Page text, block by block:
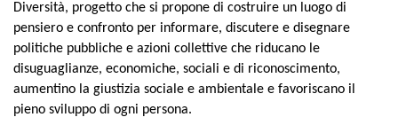
Diversità, progetto che si propone di costruire un luogo di
pensiero e confronto per informare, discutere e disegnare
politiche pubbliche e azioni collettive che riducano le
disuguaglianze, economiche, sociali e di riconoscimento,
aumentino la giustizia sociale e ambientale e favoriscano il
pieno sviluppo di ogni persona.